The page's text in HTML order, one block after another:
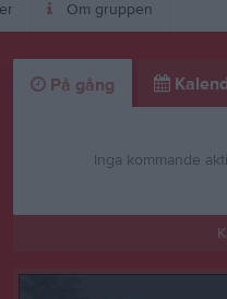
Om gruppen
På gång
Inga kommande